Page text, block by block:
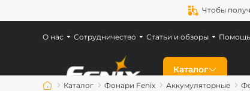
Чтобы
Каталог
О нас Сотрудничество Статьи и обзоры Помощь
Каталог Фонари Fenix Аккумуляторные